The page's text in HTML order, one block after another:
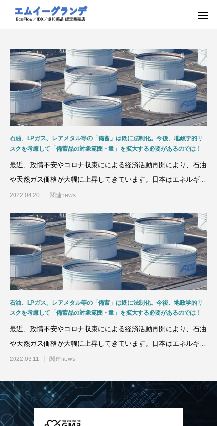
石油、LPガス、レアメタル等の「備蓄」は既に法制化。今後、地政学的リ
スクを考慮して「備蓄品の対象範囲・量」を拡大する必要があるのでは！
最近、政情不安やコロナ収束にによる経済活動再開により、石油
や天然ガス価格が大幅に上昇してきています。日本はエネルギー
や素材などの資源を海外
2022.04.20 関連news
石油、LPガス、レアメタル等の「備蓄」は既に法制化。今後、地政学的リ
スクを考慮して「備蓄品の対象範囲・量」を拡大する必要があるのでは！
最近、政情不安やコロナ収束にによる経済活動再開により、石油
や天然ガス価格が大幅に上昇してきています。日本はエネルギー
や素材などの資源を海外
2022.03.11 関連news